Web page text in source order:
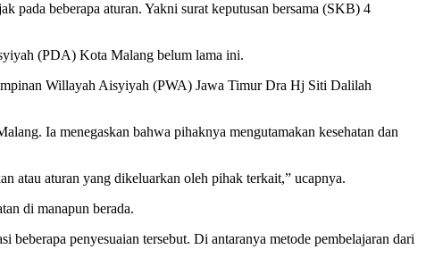
beberapa aturan. Yakni surat keputusan bersama (SKB) 4
(PDA) Kota Malang belum lama ini.
Willayah Aisyiyah (PWA) Jawa Timur Dra Hj Siti Dalilah
Ia menegaskan bahwa pihaknya mengutamakan kesehatan dan
atau aturan yang dikeluarkan oleh pihak terkait,” ucapnya.
di manapun berada.
penyesuaian tersebut. Di antaranya metode pembelajaran dari